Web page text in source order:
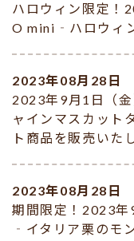
ハロウィン限定！
O mini‐ハロウィ
2023年08月28日
2023年9月1日（
ャインマスカット
ト商品を販売いた
2023年08月28日
期間限定！2023
‐イタリア栗のモ